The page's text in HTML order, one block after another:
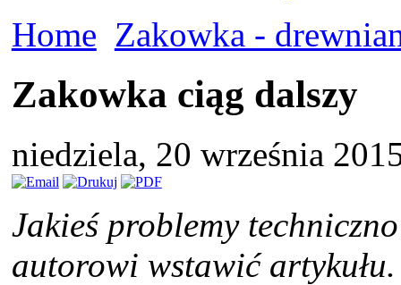
Home Zakowka -
Zakowka ciąg dalszy
niedziela, 20 września
Jakieś problemy
autorowi wstawić artykułu.